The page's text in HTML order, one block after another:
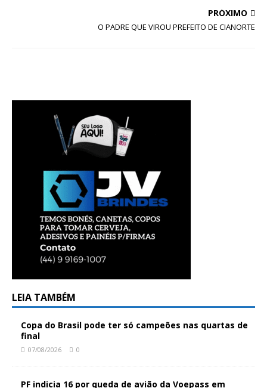
PRÓXIMO
O PADRE QUE VIROU PREFEITO DE CIANORTE
LEIA TAMBÉM
Copa do Brasil pode ter só campeões nas quartas de
final
07/08/2026 0
PF indicia 16 por queda de avião da Voepass em